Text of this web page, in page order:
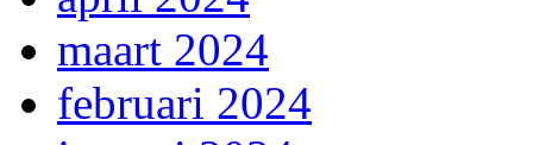
maart 2024
februari 2024